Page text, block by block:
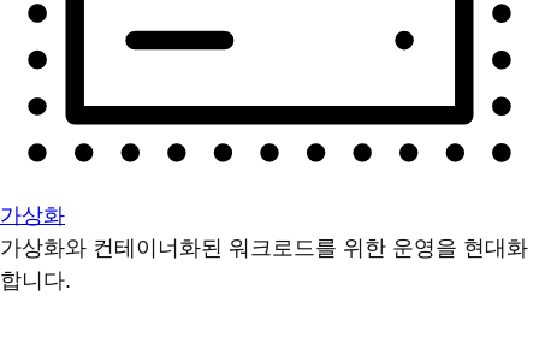
가상화
가상화와 컨테이너화된 워크로드를 위한 운영을 현대화
합니다.